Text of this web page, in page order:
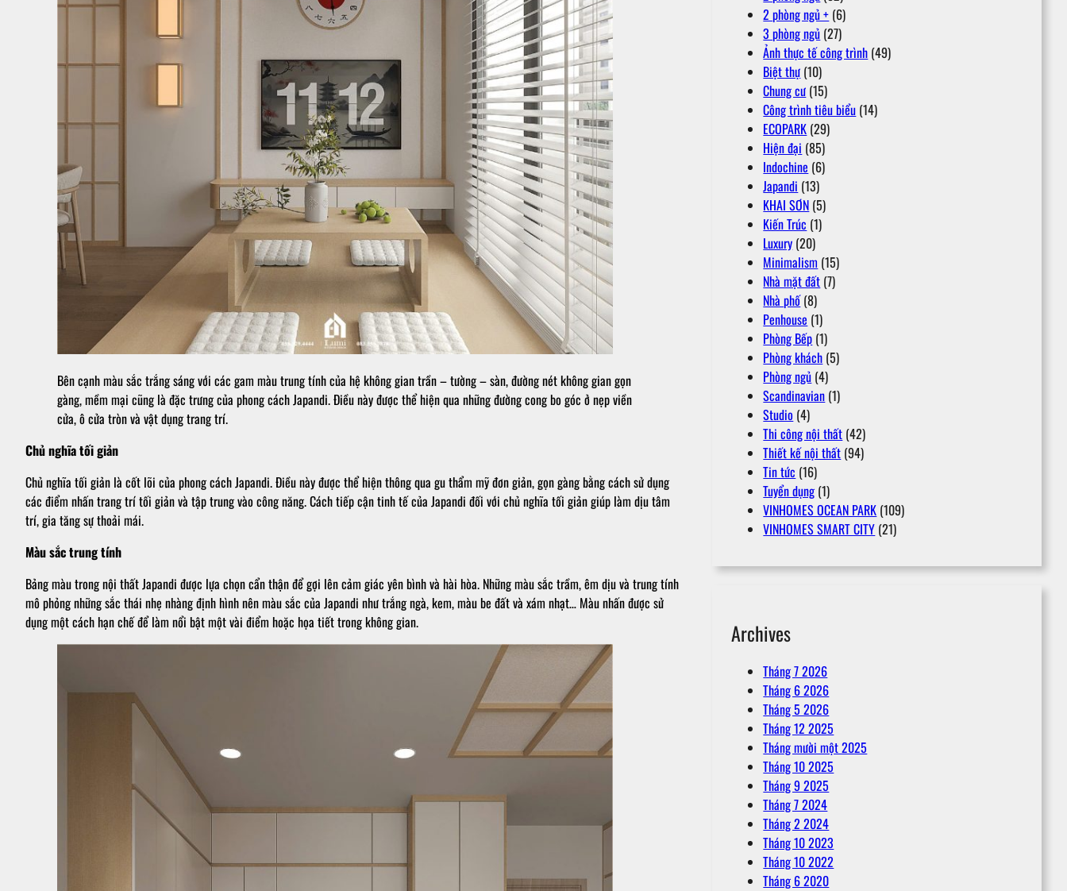
Bên cạnh màu sắc trắng sáng với các gam màu trung tính của hệ không gian trần – tường – sàn, đường nét không gian gọn
gàng, mềm mại cũng là đặc trưng của phong cách Japandi. Điều này được thể hiện qua những đường cong bo góc ở nẹp viền
cửa, ô cửa tròn và vật dụng trang trí.
Chủ nghĩa tối giản
Chủ nghĩa tối giản là cốt lõi của phong cách Japandi. Điều này được thể hiện thông qua gu thẩm mỹ đơn giản, gọn gàng bằng cách sử dụng
các điểm nhấn trang trí tối giản và tập trung vào công năng. Cách tiếp cận tinh tế của Japandi đối với chủ nghĩa tối giản giúp làm dịu tâm
trí, gia tăng sự thoải mái.
Màu sắc trung tính
Bảng màu trong nội thất Japandi được lựa chọn cẩn thận để gợi lên cảm giác yên bình và hài hòa. Những màu sắc trầm, êm dịu và trung tính
mô phỏng những sắc thái nhẹ nhàng định hình nên màu sắc của Japandi như trắng ngà, kem, màu be đất và xám nhạt… Màu nhấn được sử
dụng một cách hạn chế để làm nổi bật một vài điểm hoặc họa tiết trong không gian.
2 phòng ngủ + (6)
3 phòng ngủ (27)
Ảnh thực tế công trình (49)
Biệt thự (10)
Chung cư (15)
Công trình tiêu biểu (14)
ECOPARK (29)
Hiện đại (85)
Indochine (6)
Japandi (13)
KHAI SƠN (5)
Kiến Trúc (1)
Luxury (20)
Minimalism (15)
Nhà mặt đất (7)
Nhà phố(8)
Penhouse (1)
Phòng Bếp (1)
Phòng khách (5)
Phòng ngủ (4)
Scandinavian (1)
Studio (4)
Thi công nội thất (42)
Thiết kế nội thất (94)
Tin tức (16)
Tuyển dụng (1)
VINHOMES OCEAN PARK (109)
VINHOMES SMART CITY (21)
Archives
Tháng 7 2026
Tháng 6 2026
Tháng 5 2026
Tháng 12 2025
Tháng mười một 2025
Tháng 10 2025
Tháng 9 2025
Tháng 7 2024
Tháng 2 2024
Tháng 10 2023
Tháng 10 2022
Tháng 6 2020